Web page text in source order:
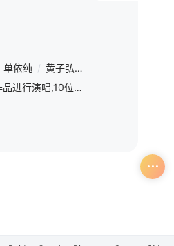
单依纯 / 黄子弘凡
音乐创作者带来音乐作品进行演唱,10位歌手听歌、双方交流、相互表态，完成初次双选。经过一周左右的歌曲完善后，歌手进行正式表演，现场大众乐迷，进行内测试听会。歌手与歌曲创作者面临终极抉择，参考大众反